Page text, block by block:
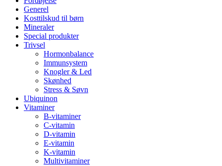
Generel
Kosttilskud til børn
Mineraler
Special produkter
Trivsel
Hormonbalance
Immunsystem
Knogler & Led
Skønhed
Stress & Søvn
Ubiquinon
Vitaminer
B-vitaminer
C-vitamin
D-vitamin
E-vitamin
K-vitamin
Multivitaminer